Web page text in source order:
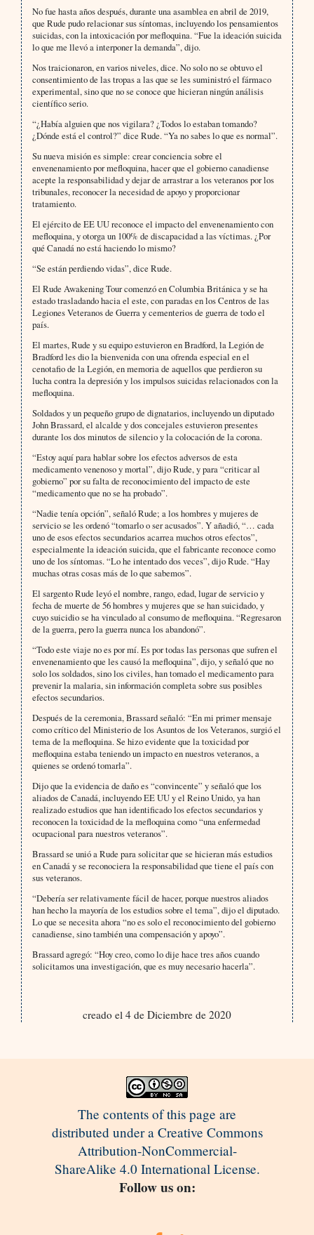
No fue hasta años después, durante una asamblea en abril de 2019,
que Rude pudo relacionar sus síntomas, incluyendo los pensamientos
suicidas, con la intoxicación por mefloquina. “Fue la ideación suicida
lo que me llevó a interponer la demanda”, dijo.
Nos traicionaron, en varios niveles, dice. No solo no se obtuvo el
consentimiento de las tropas a las que se les suministró el fármaco
experimental, sino que no se conoce que hicieran ningún análisis
científico serio.
“¿Había alguien que nos vigilara? ¿Todos lo estaban tomando?
¿Dónde está el control?” dice Rude. “Ya no sabes lo que es normal”.
Su nueva misión es simple: crear conciencia sobre el
envenenamiento por mefloquina, hacer que el gobierno canadiense
acepte la responsabilidad y dejar de arrastrar a los veteranos por los
tribunales, reconocer la necesidad de apoyo y proporcionar
tratamiento.
El ejército de EE UU reconoce el impacto del envenenamiento con
mefloquina, y otorga un 100% de discapacidad a las víctimas. ¿Por
qué Canadá no está haciendo lo mismo?
“Se están perdiendo vidas”, dice Rude.
El Rude Awakening Tour comenzó en Columbia Británica y se ha
estado trasladando hacia el este, con paradas en los Centros de las
Legiones Veteranos de Guerra y cementerios de guerra de todo el
país.
El martes, Rude y su equipo estuvieron en Bradford, la Legión de
Bradford les dio la bienvenida con una ofrenda especial en el
cenotafio de la Legión, en memoria de aquellos que perdieron su
lucha contra la depresión y los impulsos suicidas relacionados con la
mefloquina.
Soldados y un pequeño grupo de dignatarios, incluyendo un diputado
John Brassard, el alcalde y dos concejales estuvieron presentes
durante los dos minutos de silencio y la colocación de la corona.
“Estoy aquí para hablar sobre los efectos adversos de esta
medicamento venenoso y mortal”, dijo Rude, y para “criticar al
gobierno” por su falta de reconocimiento del impacto de este
“medicamento que no se ha probado”.
“Nadie tenía opción”, señaló Rude; a los hombres y mujeres de
servicio se les ordenó “tomarlo o ser acusados”. Y añadió, “… cada
uno de esos efectos secundarios acarrea muchos otros efectos”,
especialmente la ideación suicida, que el fabricante reconoce como
uno de los síntomas. “Lo he intentado dos veces”, dijo Rude. “Hay
muchas otras cosas más de lo que sabemos”.
El sargento Rude leyó el nombre, rango, edad, lugar de servicio y
fecha de muerte de 56 hombres y mujeres que se han suicidado, y
cuyo suicidio se ha vinculado al consumo de mefloquina. “Regresaron
de la guerra, pero la guerra nunca los abandonó”.
“Todo este viaje no es por mí. Es por todas las personas que sufren el
envenenamiento que les causó la mefloquina”, dijo, y señaló que no
solo los soldados, sino los civiles, han tomado el medicamento para
prevenir la malaria, sin información completa sobre sus posibles
efectos secundarios.
Después de la ceremonia, Brassard señaló: “En mi primer mensaje
como crítico del Ministerio de los Asuntos de los Veteranos, surgió el
tema de la mefloquina. Se hizo evidente que la toxicidad por
mefloquina estaba teniendo un impacto en nuestros veteranos, a
quienes se ordenó tomarla”.
Dijo que la evidencia de daño es “convincente” y señaló que los
aliados de Canadá, incluyendo EE UU y el Reino Unido, ya han
realizado estudios que han identificado los efectos secundarios y
reconocen la toxicidad de la mefloquina como “una enfermedad
ocupacional para nuestros veteranos”.
Brassard se unió a Rude para solicitar que se hicieran más estudios
en Canadá y se reconociera la responsabilidad que tiene el país con
sus veteranos.
“Debería ser relativamente fácil de hacer, porque nuestros aliados
han hecho la mayoría de los estudios sobre el tema”, dijo el diputado.
Lo que se necesita ahora “no es solo el reconocimiento del gobierno
canadiense, sino también una compensación y apoyo”.
Brassard agregó: “Hoy creo, como lo dije hace tres años cuando
solicitamos una investigación, que es muy necesario hacerla”.
creado el 4 de Diciembre de 2020
The contents of this page are
distributed under a Creative Commons
Attribution-NonCommercial-
ShareAlike 4.0 International License.
Follow us on: